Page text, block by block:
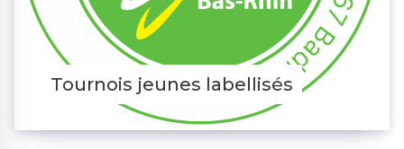
Tournois jeunes labellisés